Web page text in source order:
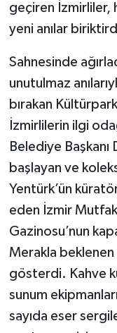
geçiren İzmirliler,
yeni anılar
Sahnesinde
unutulmaz
bırakan
İzmirlilerin ilgi
Belediye Başkanı
başlayan ve
Yentürk’ün
eden İzmir Mutfak
Gazinosu’nun
Merakla
gösterdi. Kahve
sunum
sayıda eser